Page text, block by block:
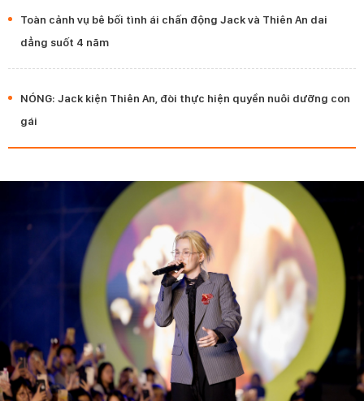
Toàn cảnh vụ bê bối tình ái chấn động Jack và Thiên An dai
dẳng suốt 4 năm
NÓNG: Jack kiện Thiên An, đòi thực hiện quyền nuôi dưỡng con
gái